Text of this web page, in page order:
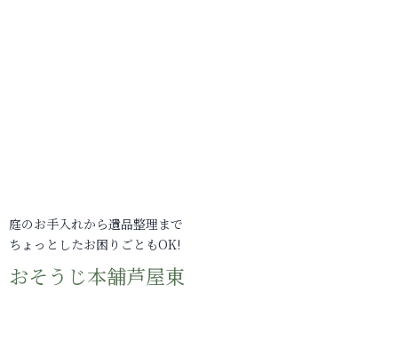
庭のお手入れから遺品整理まで
ちょっとしたお困りごともOK!
おそうじ本舗芦屋東